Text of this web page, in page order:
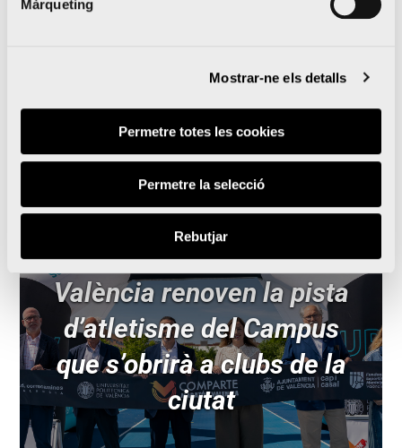
Màrqueting
Mostrar-ne els detalls
Permetre totes les cookies
Permetre la selecció
Rebutjar
La UPV i la Marató
València renoven la pista
d’atletisme del Campus
que s’obrirà a clubs de la
ciutat